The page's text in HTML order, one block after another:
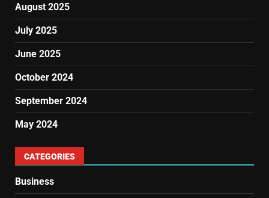
August 2025
July 2025
June 2025
October 2024
September 2024
May 2024
CATEGORIES
Business